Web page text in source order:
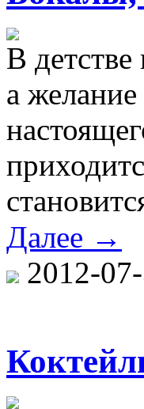
В
а желание
Далее →
2012-